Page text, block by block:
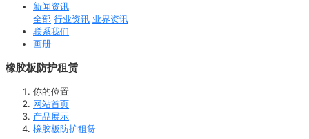
新闻资讯
全部 行业资讯 业界资讯
联系我们
画册
橡胶板防护租赁
你的位置
网站首页
产品展示
橡胶板防护租赁